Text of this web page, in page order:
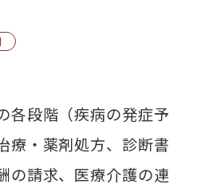
各段階（疾病の発症予
療・薬剤処方、診断書
の請求、医療介護の連